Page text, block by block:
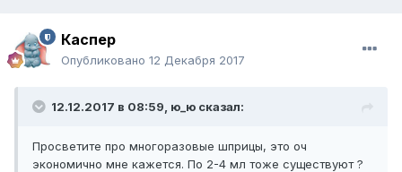
Каспер
Опубликовано 12 Декабря 2017
12.12.2017 в 08:59, ю_ю сказал:
Просветите про многоразовые шприцы, это оч
экономично мне кажется. По 2-4 мл тоже существуют ?